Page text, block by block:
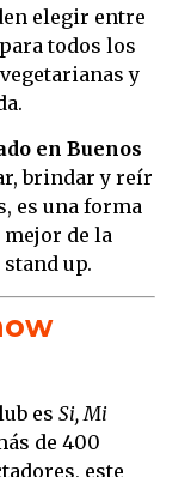
elegir entre
todos los
y
en Buenos
brindar y reír
es una forma
de la
up.
es Si, Mi
de 400
este